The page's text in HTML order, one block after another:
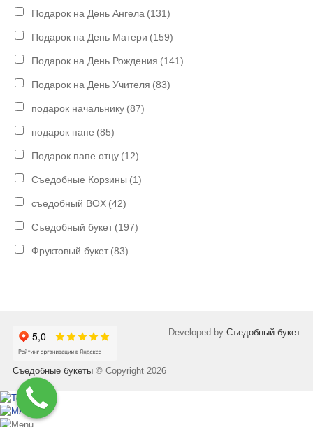
Подарок на День Ангела (131)
Подарок на День Матери (159)
Подарок на День Рождения (141)
Подарок на День Учителя (83)
подарок начальнику (87)
подарок папе (85)
Подарок папе отцу (12)
Съедобные Корзины (1)
съедобный BOX (42)
Съедобный букет (197)
Фруктовый букет (83)
Съедобные букеты © Copyright 2026
Developed byСъедобный букет